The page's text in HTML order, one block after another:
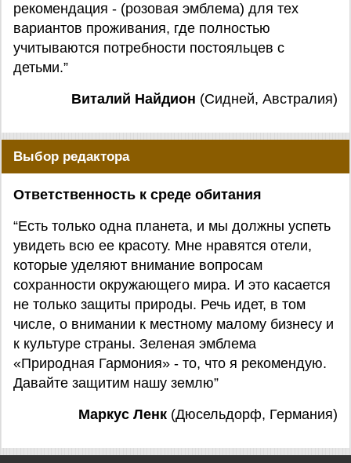
рекомендация - (розовая эмблема) для тех
вариантов проживания, где полностью
учитываются потребности постояльцев с
детьми.”
Виталий Найдион (Сидней, Австралия)
Выбор редактора
Ответственность к среде обитания
“Есть только одна планета, и мы должны успеть
увидеть всю ее красоту. Мне нравятся отели,
которые уделяют внимание вопросам
сохранности окружающего мира. И это касается
не только защиты природы. Речь идет, в том
числе, о внимании к местному малому бизнесу и
к культуре страны. Зеленая эмблема
«Природная Гармония» - то, что я рекомендую.
Давайте защитим нашу землю”
Маркус Ленк (Дюсельдорф, Германия)